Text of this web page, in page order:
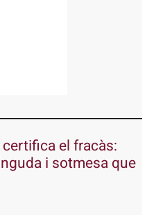
el fracàs:
i sotmesa que